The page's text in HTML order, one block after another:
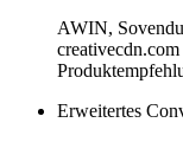
AWIN,
Erweitertes